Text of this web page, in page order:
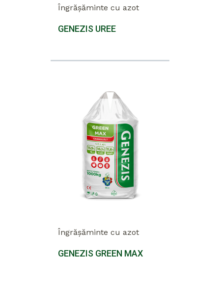
Îngrășăminte cu azot
GENEZIS UREE
Îngrășăminte cu azot
GENEZIS GREEN MAX